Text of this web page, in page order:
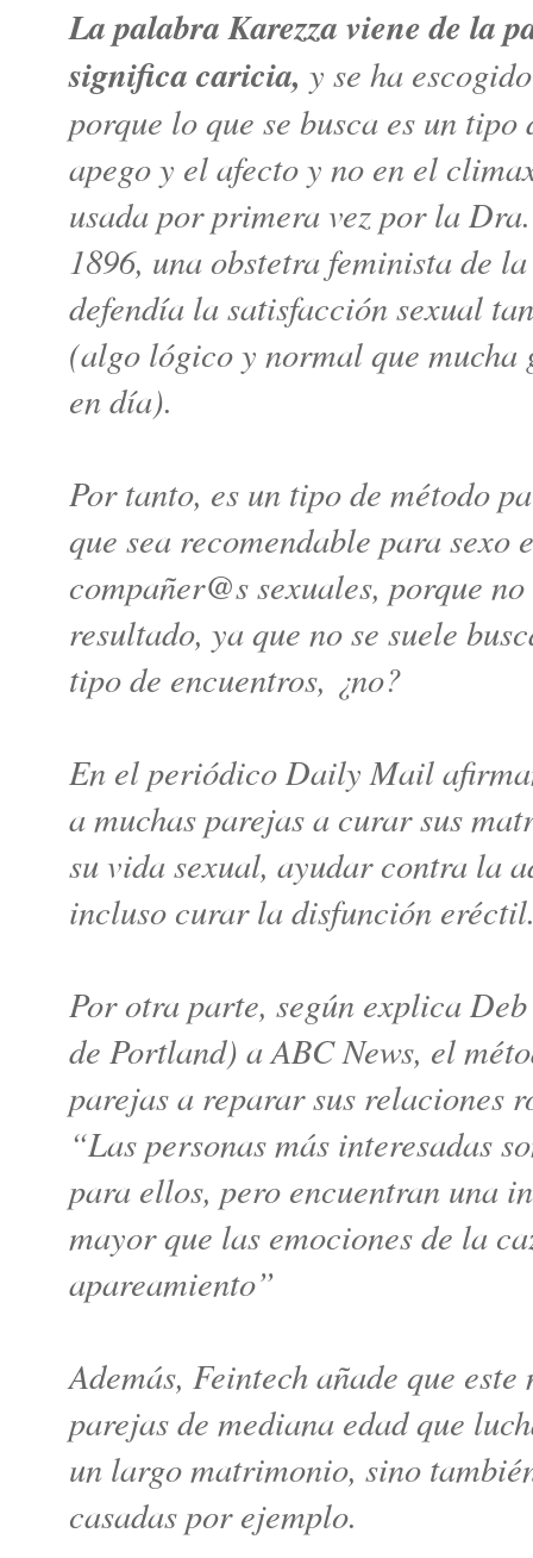
La palabra Karezza viene de la
significa caricia, y se ha
porque lo que se busca es un
apego y el afecto y no en el
usada por primera vez por la
1896, una obstetra feminista de
defendía la satisfacción sexual
(algo lógico y normal que mucha
en día).
Por tanto, es un tipo de método
que sea recomendable para sexo
compañer@s sexuales, porque
resultado, ya que no se suele
tipo de encuentros, ¿no?
En el periódico Daily Mail
a muchas parejas a curar sus
su vida sexual, ayudar contra la
incluso curar la disfunción
Por otra parte, según explica
de Portland) a ABC News, el
parejas a reparar sus relaciones
“Las personas más interesadas
para ellos, pero encuentran una
mayor que las emociones de la
apareamiento”
Además, Feintech añade que
parejas de mediana edad que
un largo matrimonio, sino
casadas por ejemplo.